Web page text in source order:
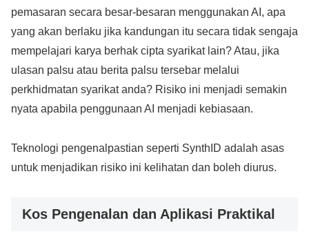
pemasaran secara besar-besaran menggunakan AI, apa
yang akan berlaku jika kandungan itu secara tidak sengaja
mempelajari karya berhak cipta syarikat lain? Atau, jika
ulasan palsu atau berita palsu tersebar melalui
perkhidmatan syarikat anda? Risiko ini menjadi semakin
nyata apabila penggunaan AI menjadi kebiasaan.
Teknologi pengenalpastian seperti SynthID adalah asas
untuk menjadikan risiko ini kelihatan dan boleh diurus.
Kos Pengenalan dan Aplikasi Praktikal